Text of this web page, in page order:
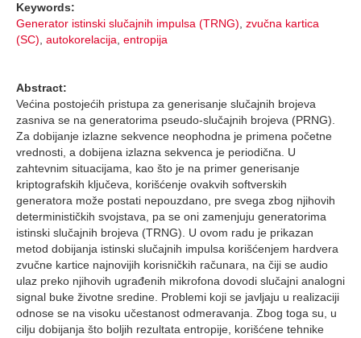
Keywords:
Generator istinski slučajnih impulsa (TRNG), zvučna kartica
(SC), autokorelacija, entropija
Abstract:
Većina postojećih pristupa za generisanje slučajnih brojeva
zasniva se na generatorima pseudo-slučajnih brojeva (PRNG).
Za dobijanje izlazne sekvence neophodna je primena početne
vrednosti, a dobijena izlazna sekvenca je periodična. U
zahtevnim situacijama, kao što je na primer generisanje
kriptografskih ključeva, korišćenje ovakvih softverskih
generatora može postati nepouzdano, pre svega zbog njihovih
determinističkih svojstava, pa se oni zamenjuju generatorima
istinski slučajnih brojeva (TRNG). U ovom radu je prikazan
metod dobijanja istinski slučajnih impulsa korišćenjem hardvera
zvučne kartice najnovijih korisničkih računara, na čiji se audio
ulaz preko njihovih ugrađenih mikrofona dovodi slučajni analogni
signal buke životne sredine. Problemi koji se javljaju u realizaciji
odnose se na visoku učestanost odmeravanja. Zbog toga su, u
cilju dobijanja što boljih rezultata entropije, korišćene tehnike